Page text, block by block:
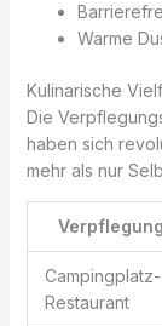
Warme
Kulinarische
Die
haben sich
mehr als nur
Campingplatz-
Restaurant